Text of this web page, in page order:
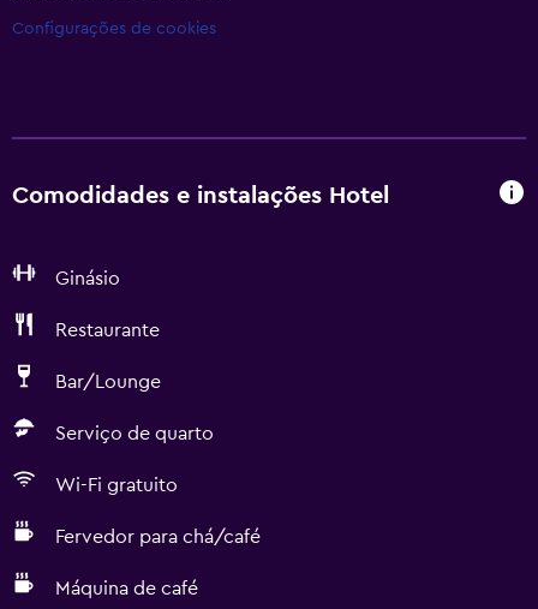
Configurações de cookies
Comodidades e instalações Hotel
Ginásio
Restaurante
Bar/Lounge
Serviço de quarto
Wi-Fi gratuito
Fervedor para chá/café
Máquina de café